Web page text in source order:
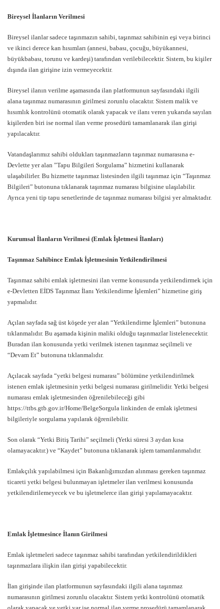
Bireysel İlanların Verilmesi
Bireysel ilanlar sadece taşınmazın sahibi, taşınmaz sahibinin eşi veya birinci
ve ikinci derece kan hısımları (annesi, babası, çocuğu, büyükannesi,
büyükbabası, torunu ve kardeşi) tarafından verilebilecektir. Sistem, bu kişiler
dışında ilan girişine izin vermeyecektir.
Bireysel ilanın verilme aşamasında ilan platformunun sayfasındaki ilgili
alana taşınmaz numarasının girilmesi zorunlu olacaktır. Sistem malik ve
hısımlık kontrolünü otomatik olarak yapacak ve ilanı veren yukarıda sayılan
kişilerden biri ise normal ilan verme prosedürü tamamlanarak ilan girişi
yapılacaktır.
Vatandaşlarımız sahibi oldukları taşınmazların taşınmaz numarasına e-
Devlette yer alan ”Tapu Bilgileri Sorgulama” hizmetini kullanarak
ulaşabilirler. Bu hizmette taşınmaz listesinden ilgili taşınmaz için “Taşınmaz
Bilgileri” butonuna tıklanarak taşınmaz numarası bilgisine ulaşılabilir.
Ayrıca yeni tip tapu senetlerinde de taşınmaz numarası bilgisi yer almaktadır.
Kurumsal İlanların Verilmesi (Emlak İşletmesi İlanları)
Taşınmaz Sahibince Emlak İşletmesinin Yetkilendirilmesi
Taşınmaz sahibi emlak işletmesini ilan verme konusunda yetkilendirmek için
e-Devletten EİDS Taşınmaz İlanı Yetkilendirme İşlemleri” hizmetine giriş
yapmalıdır.
Açılan sayfada sağ üst köşede yer alan “Yetkilendirme İşlemleri” butonuna
tıklanmalıdır. Bu aşamada kişinin maliki olduğu taşınmazlar listelenecektir.
Buradan ilan konusunda yetki verilmek istenen taşınmaz seçilmeli ve
“Devam Et” butonuna tıklanmalıdır.
Açılacak sayfada “yetki belgesi numarası” bölümüne yetkilendirilmek
istenen emlak işletmesinin yetki belgesi numarası girilmelidir. Yetki belgesi
numarası emlak işletmesinden öğrenilebileceği gibi
https://ttbs.gtb.gov.ir/Home/BelgeSorgula linkinden de emlak işletmesi
bilgileriyle sorgulama yapılarak öğrenilebilir.
Son olarak “Yetki Bitiş Tarihi” seçilmeli (Yetki süresi 3 aydan kısa
olamayacaktır.) ve “Kaydet” butonuna tıklanarak işlem tamamlanmalıdır.
Emlakçılık yapılabilmesi için Bakanlığımızdan alınması gereken taşınmaz
ticareti yetki belgesi bulunmayan işletmeler ilan verilmesi konusunda
yetkilendirilemeyecek ve bu işletmelerce ilan girişi yapılamayacaktır.
Emlak İşletmesince İlanın Girilmesi
Emlak işletmeleri sadece taşınmaz sahibi tarafından yetkilendirildikleri
taşınmazlara ilişkin ilan girişi yapabilecektir.
İlan girişinde ilan platformunun sayfasındaki ilgili alana taşınmaz
numarasının girilmesi zorunlu olacaktır. Sistem yetki kontrolünü otomatik